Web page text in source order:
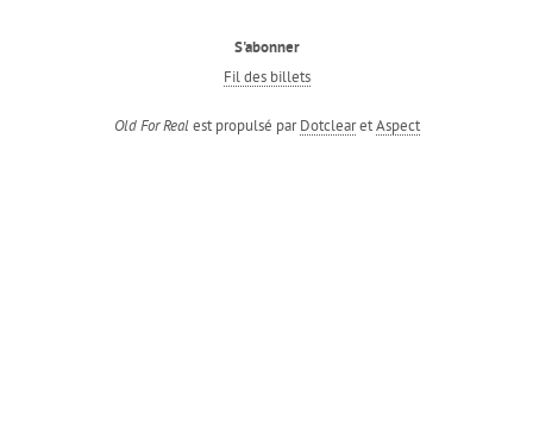
S'abonner
Fil des billets
Old For Realest propulsé parDotclearetAspect